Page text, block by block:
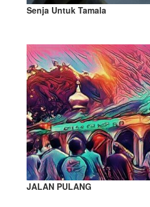
Senja Untuk Tamala
JALAN PULANG